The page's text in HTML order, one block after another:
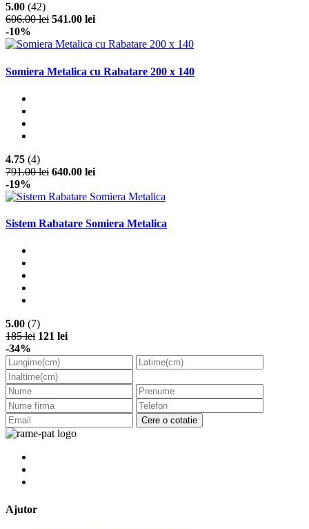
5.00 (42)
606.00 lei 541.00 lei
-10%
Somiera Metalica cu Rabatare 200 x 140
4.75 (4)
791.00 lei 640.00 lei
-19%
Sistem Rabatare Somiera Metalica
5.00 (7)
185 lei 121 lei
-34%
Cere o cotatie
Ajutor